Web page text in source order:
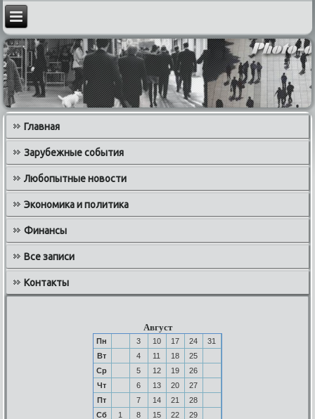
Главная
Зарубежные события
Любопытные новости
Экономика и политика
Финансы
Все записи
Контакты
Август
Пн 3 10 17 24
31
Вт
4 11 18
25
Ср
5 12 19
26
Чт
6 13 20
27
Пт
7 14 21
28
Сб
1 8 15 22
29